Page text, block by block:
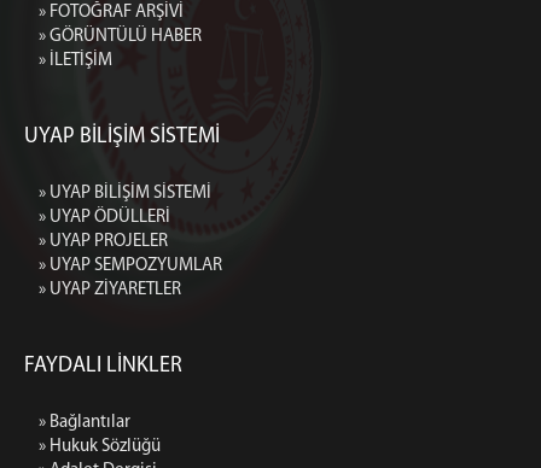
» FOTOĞRAF ARŞİVİ
» GÖRÜNTÜLÜ HABER
» İLETİŞİM
UYAP BİLİŞİM SİSTEMİ
» UYAP BİLİŞİM SİSTEMİ
» UYAP ÖDÜLLERİ
» UYAP PROJELER
» UYAP SEMPOZYUMLAR
» UYAP ZİYARETLER
FAYDALI LİNKLER
» Bağlantılar
» Hukuk Sözlüğü